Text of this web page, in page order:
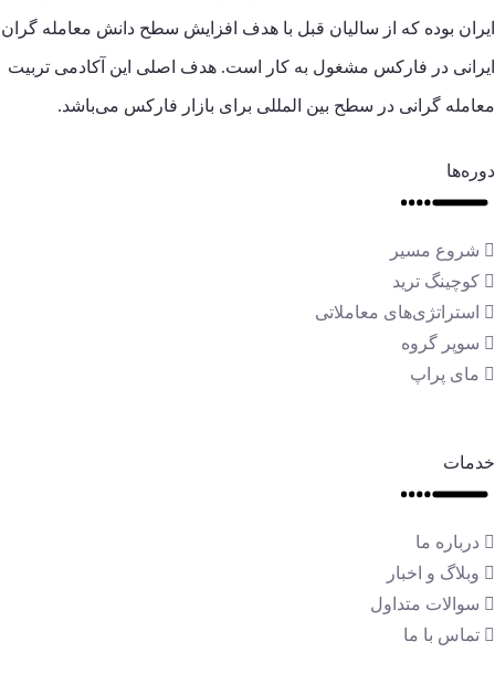
ایران بوده که از سالیان قبل با هدف افزایش سطح دانش معامله گران
ایرانی در فارکس مشغول به کار است. هدف اصلی این آکادمی تربیت
معامله گرانی در سطح بین المللی برای بازار فارکس می‌باشد.
دوره‌ها
شروع مسیر
کوچینگ ترید
استراتژی‌های معاملاتی
سوپر گروه
مای پراپ
خدمات
درباره ما
وبلاگ و اخبار
سوالات متداول
تماس با ما